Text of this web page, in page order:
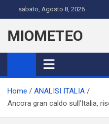
to
content
sabato, Agosto 8, 2026
MIOMETEO
Home
ANALISI ITALIA
Ancora gran caldo sull’Italia,